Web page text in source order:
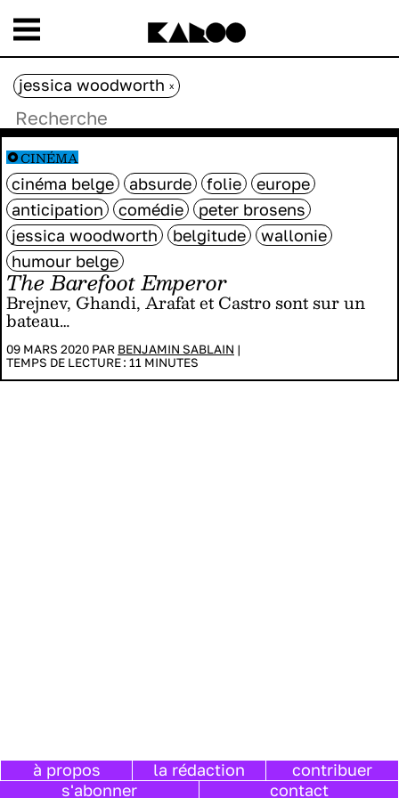
The Barefoot Emperor
Brejnev, Ghandi, Arafat et Castro sont sur un
bateau…
09 MARS 2020 PAR BENJAMIN SABLAIN |
TEMPS DE LECTURE : 11 MINUTES
cinéma belge absurde folie
europe
anticipation
comédie
peter brosens
jessica woodworth
belgitude
wallonie
humour belge
CINÉMA
jessica woodworth x
à propos la rédaction
contribuer
s'abonner
contact